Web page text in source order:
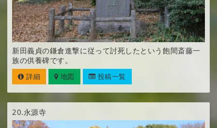
新田義貞の鎌倉進撃に従って討死したという飽間斎藤一
族の供養碑です。
詳細 地図 投稿一覧
20.永源寺